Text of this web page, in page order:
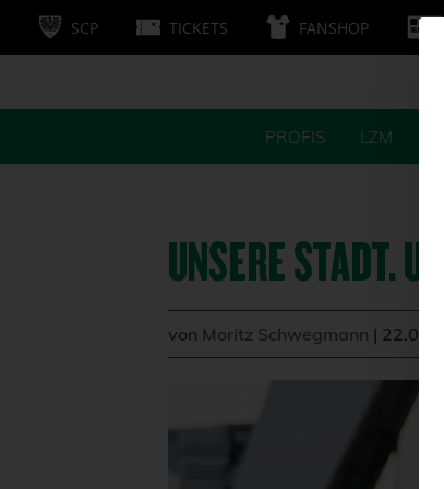
SCP TICKETS FANSHOP
PROFIS LZM
UNSERE STADT.
von Moritz Schwegmann |